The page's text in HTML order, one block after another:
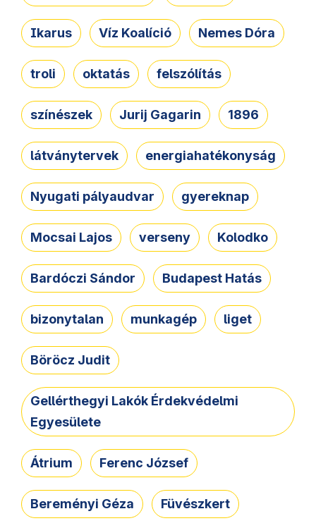
Ikarus Víz Koalíció Nemes Dóra
troli oktatás felszólítás
színészek Jurij Gagarin 1896
látványtervek energiahatékonyság
Nyugati pályaudvar gyereknap
Mocsai Lajos verseny Kolodko
Bardóczi Sándor Budapest Hatás
bizonytalan munkagép liget
Böröcz Judit
Gellérthegyi Lakók Érdekvédelmi
Egyesülete
Átrium Ferenc József
Bereményi Géza Füvészkert